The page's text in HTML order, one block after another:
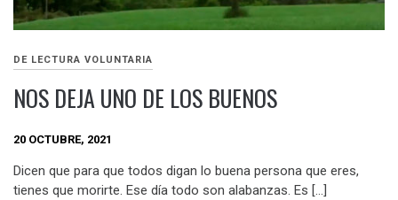
DE LECTURA VOLUNTARIA
NOS DEJA UNO DE LOS BUENOS
20 OCTUBRE, 2021
Dicen que para que todos digan lo buena persona que eres,
tienes que morirte. Ese día todo son alabanzas. Es […]